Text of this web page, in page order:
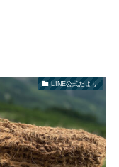
LINE公式だより